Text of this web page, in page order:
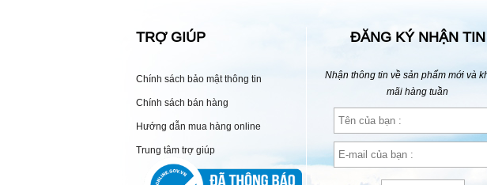
TRỢ GIÚP
Chính sách bảo mật thông tin
Chính sách bán hàng
Hướng dẫn mua hàng online
Trung tâm trợ giúp
ĐĂNG KÝ NHẬN TIN
Nhận thông tin về sản phẩm mới và
mãi hàng tuần